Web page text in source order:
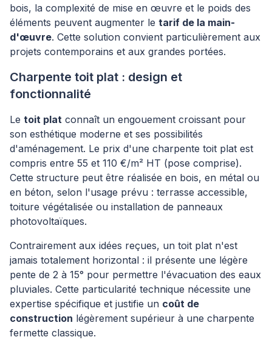
bois, la complexité de mise en œuvre et le poids des
éléments peuvent augmenter le tarif de la main-
d'œuvre. Cette solution convient particulièrement aux
projets contemporains et aux grandes portées.
Charpente toit plat : design et
fonctionnalité
Le toit plat connaît un engouement croissant pour
son esthétique moderne et ses possibilités
d'aménagement. Le prix d'une charpente toit plat est
compris entre 55 et 110 €/m² HT (pose comprise).
Cette structure peut être réalisée en bois, en métal ou
en béton, selon l'usage prévu : terrasse accessible,
toiture végétalisée ou installation de panneaux
photovoltaïques.
Contrairement aux idées reçues, un toit plat n'est
jamais totalement horizontal : il présente une légère
pente de 2 à 15° pour permettre l'évacuation des eaux
pluviales. Cette particularité technique nécessite une
expertise spécifique et justifie un coût de
construction légèrement supérieur à une charpente
fermette classique.